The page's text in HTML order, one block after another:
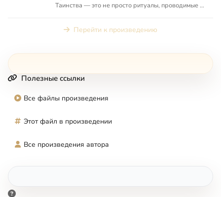
Таинства — это не просто ритуалы, проводимые в
Перейти к произведению
Полезные ссылки
Все файлы произведения
Этот файл в произведении
Все произведения автора